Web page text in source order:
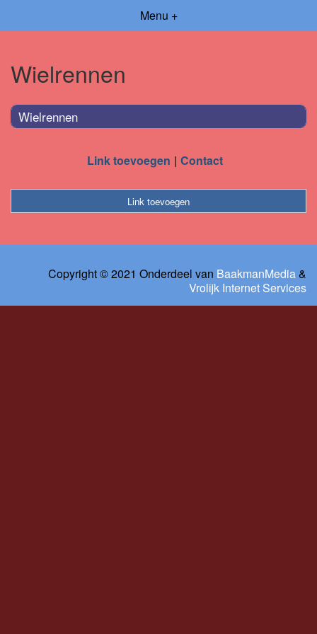
Menu +
Wielrennen
Wielrennen
Link toevoegen Contact
Link toevoegen
Copyright © 2021 Onderdeel van BaakmanMedia&
Vrolijk Internet Services